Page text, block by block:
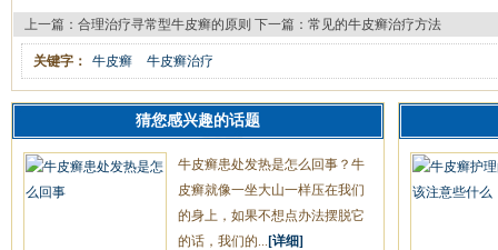
上一篇： 合理治疗寻常型牛皮癣的原则 下一篇： 常见的牛皮癣治疗方法
关键字： 牛皮癣 牛皮癣治疗
猜您感兴趣的话题
牛皮癣患处发热是怎么回事？牛
皮癣就像一坐大山一样压在我们
的身上，如果不想点办法摆脱它
的话，我们的... [详细]